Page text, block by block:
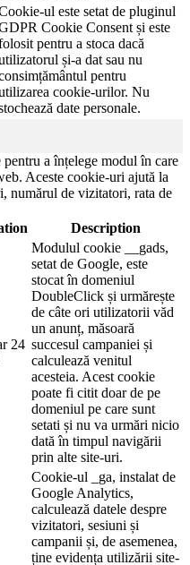
ul este setat de pluginul
Cookie Consent și este
pentru a stoca dacă
și-a dat sau nu
pentru
cookie-urilor. Nu
date personale.
a înțelege modul în care
Aceste cookie-uri ajută la
numărul de vizitatori, rata de
Description
24
Modulul cookie __gads,
setat de Google, este
stocat în domeniul
DoubleClick și urmărește
de câte ori utilizatorii văd
un anunț, măsoară
succesul campaniei și
calculează venitul
acesteia. Acest cookie
poate fi citit doar de pe
domeniul pe care sunt
setati și nu va urmări nicio
dată în timpul navigării
prin alte site-uri.
Cookie-ul _ga, instalat de
Google Analytics,
calculează datele despre
vizitatori, sesiuni și
campanii și, de asemenea,
ține evidența utilizării site-